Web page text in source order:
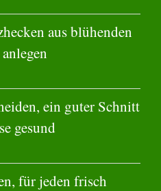
aus blühenden
ein guter Schnitt
gesund
für jeden frisch